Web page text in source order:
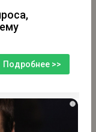
Подробнее >>
i